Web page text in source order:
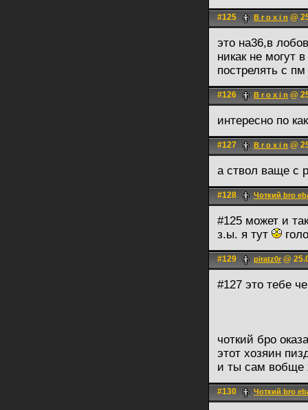
#125 B r o x i n @
это на36,в
никак не могут
пострелять с
#126 B r o x i n @
интересно по
#127 B r o x i n @
а ствол ваще с
#128 Чоткий bro
#125 может и так
з.ы. я тут
#129 piratz0r @
#127 это тебе
чоткий бро
этот хозяин
и ты сам вобще
#130 Чоткий bro